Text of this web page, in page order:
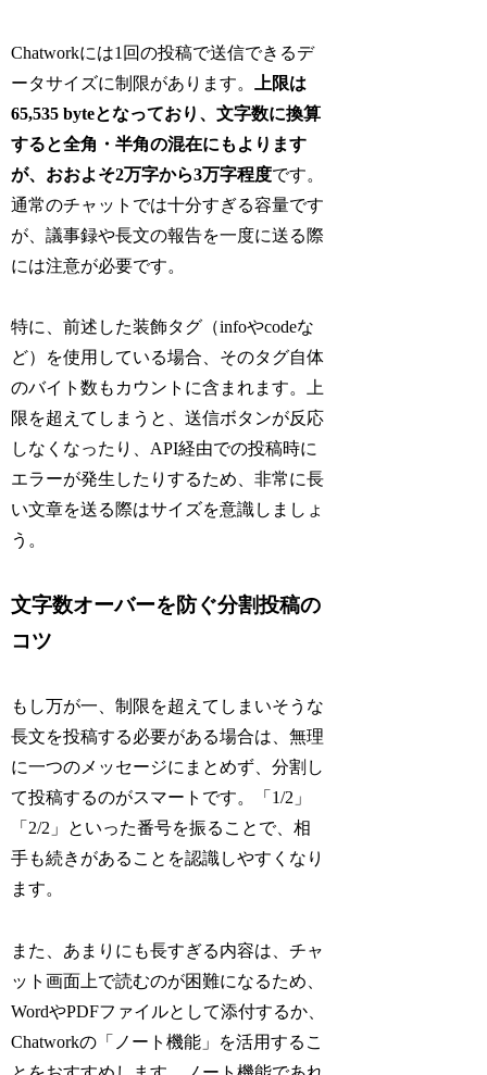
Chatworkには1回の投稿で送信できるデ
ータサイズに制限があります。
上限は
65,535 byteとなっており、文字数に換算
すると全角・半角の混在にもよります
が、おおよそ2万字から3万字程度です。
通常のチャットでは十分すぎる容量です
が、議事録や長文の報告を一度に送る際
には注意が必要です。
特に、前述した装飾タグ（infoやcodeな
ど）を使用している場合、そのタグ自体
のバイト数もカウントに含まれます。上
限を超えてしまうと、送信ボタンが反応
しなくなったり、API経由での投稿時に
エラーが発生したりするため、非常に長
い文章を送る際はサイズを意識しましょ
う。
文字数オーバーを防ぐ分割投稿の
コツ
もし万が一、制限を超えてしまいそうな
長文を投稿する必要がある場合は、無理
に一つのメッセージにまとめず、分割し
て投稿するのがスマートです。「1/2」
「2/2」といった番号を振ることで、相
手も続きがあることを認識しやすくなり
ます。
また、あまりにも長すぎる内容は、チャ
ット画面上で読むのが困難になるため、
WordやPDFファイルとして添付するか、
Chatworkの「ノート機能」を活用するこ